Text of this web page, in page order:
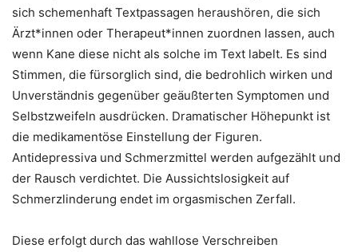
sich schemenhaft Textpassagen heraushören, die sich
Ärzt*innen oder Therapeut*innen zuordnen lassen, auch
wenn Kane diese nicht als solche im Text labelt. Es sind
Stimmen, die fürsorglich sind, die bedrohlich wirken und
Unverständnis gegenüber geäußterten Symptomen und
Selbstzweifeln ausdrücken. Dramatischer Höhepunkt ist
die medikamentöse Einstellung der Figuren.
Antidepressiva und Schmerzmittel werden aufgezählt und
der Rausch verdichtet. Die Aussichtslosigkeit auf
Schmerzlinderung endet im orgasmischen Zerfall.
Diese erfolgt durch das wahllose Verschreiben